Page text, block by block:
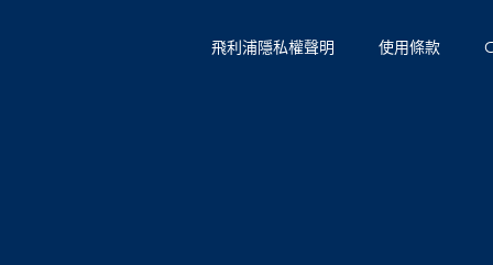
飛利浦隱私權聲明 使用條款